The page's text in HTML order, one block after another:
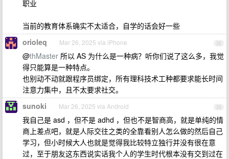
职业
当前的教育体系确实不太适合，自学的话会好一些
32
orioleq Mar 26, 2025 via iPhone
@thMaster 所以 AS 为什么是一种病？听你们说了这么多，我觉
得只能算是一种特点。
也别动不动就跟程序员绑定，所有理科技术工种都要求能长时间
注意力集中，且不太要求社交。
33
sunoki Mar 26, 2025 via Android
我自己是 asd ，但不是 adhd ，但也不是智商高，就是单纯的情
商上差点吧，就是人际交往之类的全靠看别人怎么做的然后自己
学习，但小时候大人也就是觉得我比较特立独行并没有很在意
过，至于朋友这东西说实话我个人的学生时代根本没有交到过在